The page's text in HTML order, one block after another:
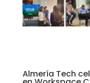
Almería Tech